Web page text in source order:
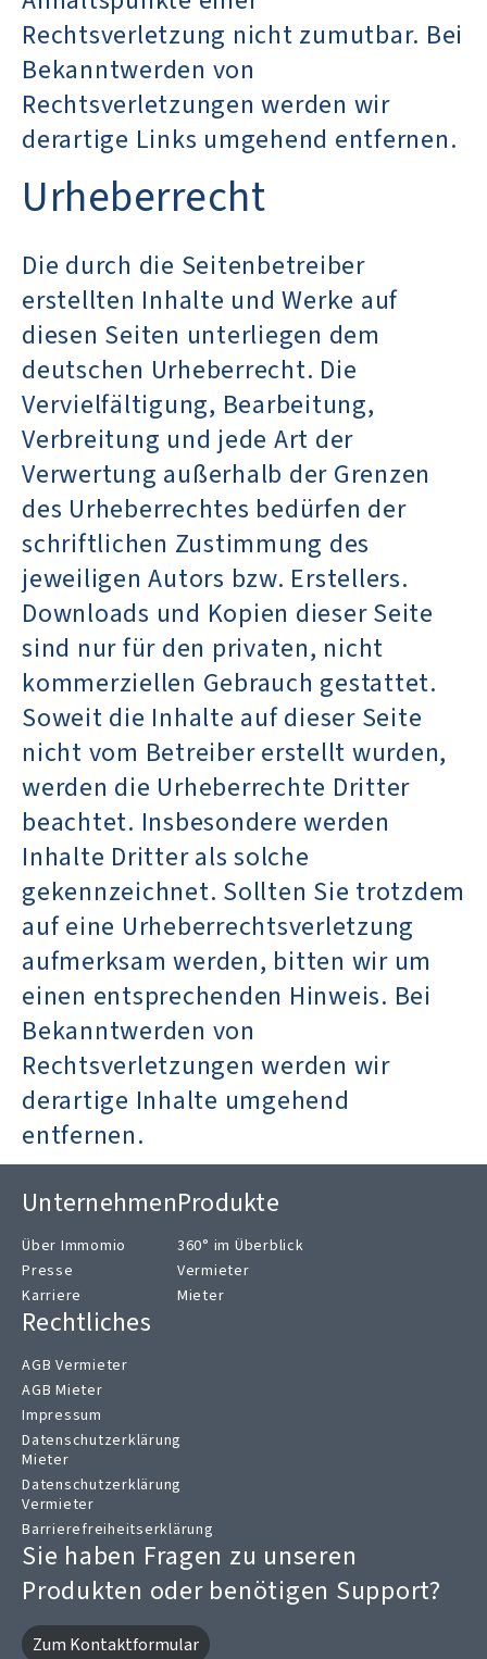
Rechtsverletzung nicht zumutbar. Bei
Bekanntwerden von
Rechtsverletzungen werden wir
derartige Links umgehend entfernen.
Urheberrecht
Die durch die Seitenbetreiber
erstellten Inhalte und Werke auf
diesen Seiten unterliegen dem
deutschen Urheberrecht. Die
Vervielfältigung, Bearbeitung,
Verbreitung und jede Art der
Verwertung außerhalb der Grenzen
des Urheberrechtes bedürfen der
schriftlichen Zustimmung des
jeweiligen Autors bzw. Erstellers.
Downloads und Kopien dieser Seite
sind nur für den privaten, nicht
kommerziellen Gebrauch gestattet.
Soweit die Inhalte auf dieser Seite
nicht vom Betreiber erstellt wurden,
werden die Urheberrechte Dritter
beachtet. Insbesondere werden
Inhalte Dritter als solche
gekennzeichnet. Sollten Sie trotzdem
auf eine Urheberrechtsverletzung
aufmerksam werden, bitten wir um
einen entsprechenden Hinweis. Bei
Bekanntwerden von
Rechtsverletzungen werden wir
derartige Inhalte umgehend
entfernen.
Unternehmen
Über Immomio
Presse
Karriere
Produkte
360° im Überblick
Vermieter
Mieter
Rechtliches
AGB Vermieter
AGB Mieter
Impressum
Datenschutzerklärung
Mieter
Datenschutzerklärung
Vermieter
Barrierefreiheitserklärung
Sie haben Fragen zu unseren
Produkten oder benötigen Support?
Zum Kontaktformular